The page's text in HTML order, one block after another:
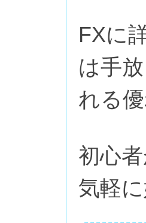
FXに
は手
れる
初心
気軽